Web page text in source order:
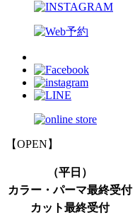
【OPEN】
（平日）
カラー・パーマ最終受付
カット最終受付